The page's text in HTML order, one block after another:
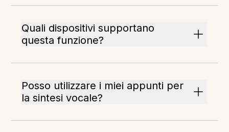
Quali dispositivi supportano
questa funzione?
Posso utilizzare i miei appunti per
la sintesi vocale?